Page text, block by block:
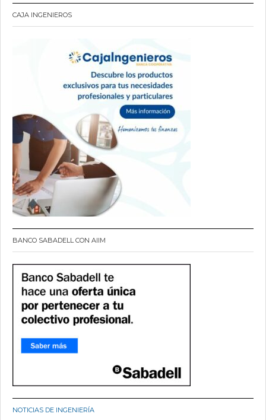
CAJA INGENIEROS
BANCO SABADELL CON AIIM
NOTICIAS DE INGENIERÍA